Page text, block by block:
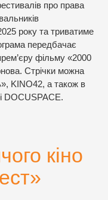
про права
року та триватиме
передбачає
фільму «2000
Стрічки можна
KINO42, а також в
DOCUSPACE.
кіно